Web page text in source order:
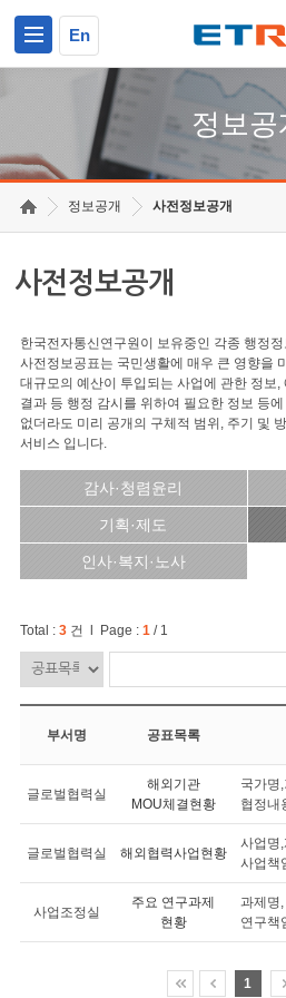
En
정보공
정보공개 사전정보공개
사전정보공개
한국전자통신연구원이 보유중인 각종 행정
사전정보공표는 국민생활에 매우 큰 영향을
대규모의 예산이 투입되는 사업에 관한 정보
결과 등 행정 감시를 위하여 필요한 정보 등
없더라도 미리 공개의 구체적 범위, 주기 및
서비스 입니다.
감사·청렴윤리
기획·제도
인사·복지·노사
Total : 3건 l Page : 1/ 1
부서명 공표목록
글로벌협력실
해외기관
MOU체결현황
국가명
협정내
글로벌협력실 해외협력사업현황
사업명
사업책
사업조정실
주요 연구과제
현황
과제명
연구책
1